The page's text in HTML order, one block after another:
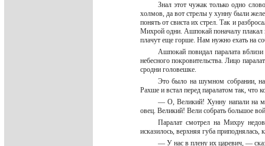
Знал этот чужак только одно
холмов, да вот стрелы у хунну были
понять от свиста их стрел. Так и
Михрой одни. Ашпокай поначалу плакал
плачут еще горше. Нам нужно ехать на
Ашпокай повидал паралата
небесного покровительства. Лицо
сродни головешке.
Это было на шумном собрании,
Рахше и встал перед паралатом так, что
— О, Великий! Хунну напали на
овец. Великий! Вели собрать большое
Паралат смотрел на Михру
исказилось, верхняя губа
— У нас в плену их царевич, —